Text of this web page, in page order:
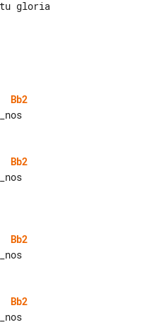
Bb2
Bb2
Bb2
Bb2